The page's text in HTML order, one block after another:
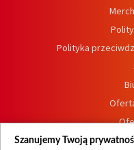
Polityka
Szanujemy Twoją